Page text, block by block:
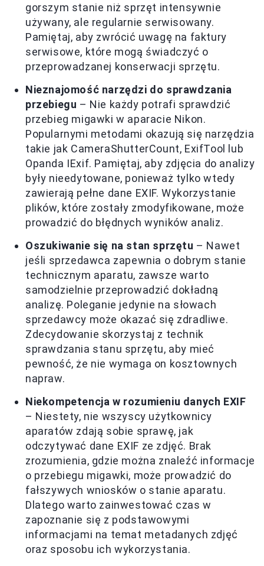
gorszym stanie niż sprzęt intensywnie
używany, ale regularnie serwisowany.
Pamiętaj, aby zwrócić uwagę na faktury
serwisowe, które mogą świadczyć o
przeprowadzanej konserwacji sprzętu.
Nieznajomość narzędzi do sprawdzania
przebiegu – Nie każdy potrafi sprawdzić
przebieg migawki w aparacie Nikon.
Popularnymi metodami okazują się narzędzia
takie jak CameraShutterCount, ExifTool lub
Opanda IExif. Pamiętaj, aby zdjęcia do analizy
były nieedytowane, ponieważ tylko wtedy
zawierają pełne dane EXIF. Wykorzystanie
plików, które zostały zmodyfikowane, może
prowadzić do błędnych wyników analiz.
Oszukiwanie się na stan sprzętu – Nawet
jeśli sprzedawca zapewnia o dobrym stanie
technicznym aparatu, zawsze warto
samodzielnie przeprowadzić dokładną
analizę. Poleganie jedynie na słowach
sprzedawcy może okazać się zdradliwe.
Zdecydowanie skorzystaj z technik
sprawdzania stanu sprzętu, aby mieć
pewność, że nie wymaga on kosztownych
napraw.
Niekompetencja w rozumieniu danych EXIF
– Niestety, nie wszyscy użytkownicy
aparatów zdają sobie sprawę, jak
odczytywać dane EXIF ze zdjęć. Brak
zrozumienia, gdzie można znaleźć informacje
o przebiegu migawki, może prowadzić do
fałszywych wniosków o stanie aparatu.
Dlatego warto zainwestować czas w
zapoznanie się z podstawowymi
informacjami na temat metadanych zdjęć
oraz sposobu ich wykorzystania.